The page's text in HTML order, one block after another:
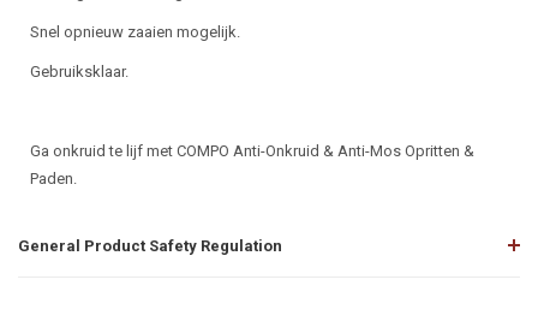
Snel opnieuw zaaien mogelijk.
Gebruiksklaar.
Ga onkruid te lijf met COMPO Anti-Onkruid & Anti-Mos Opritten &
Paden.
General Product Safety Regulation